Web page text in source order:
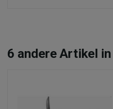
6 andere Artikel